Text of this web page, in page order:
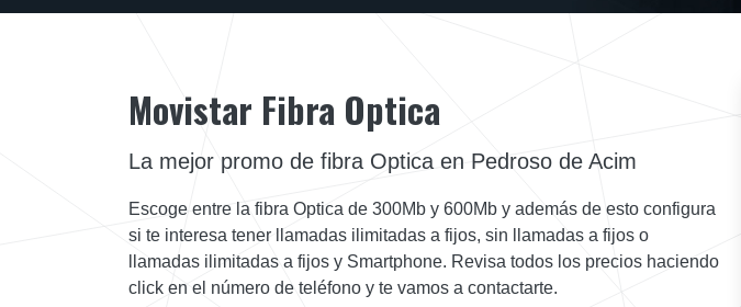
Movistar Fibra Optica
La mejor promo de fibra Optica en Pedroso de Acim
Escoge entre la fibra Optica de 300Mb y 600Mb y además de esto configura
si te interesa tener llamadas ilimitadas a fijos, sin llamadas a fijos o
llamadas ilimitadas a fijos y Smartphone. Revisa todos los precios haciendo
click en el número de teléfono y te vamos a contactarte.